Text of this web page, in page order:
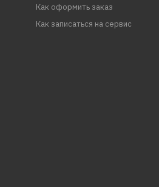
Как оформить заказ
Как записаться на сервис